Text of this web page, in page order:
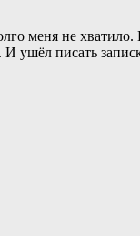
меня не
ушёл писать